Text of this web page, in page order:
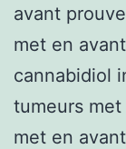
avant
met en
cannabidiol
tumeurs
met en